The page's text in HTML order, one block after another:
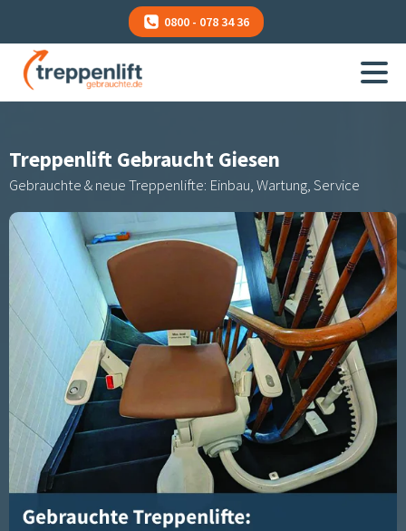
0800 - 078 34 36
Treppenlift Gebraucht Giesen
Gebrauchte & neue Treppenlifte: Einbau, Wartung, Service